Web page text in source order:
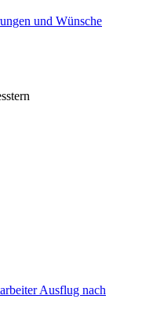
und Wünsche
Ausflug nach